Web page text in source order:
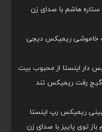
ستاره هاشم با صدای زن
ک خاموشی ریمیکس دیجی
دار اینستا از محبوب بیت
گیج رفت ریمیکس تند
ریمیکس رپ اینستا
توی پاییز با صدای زن